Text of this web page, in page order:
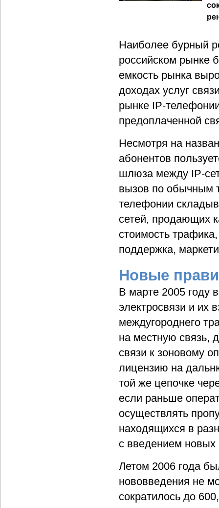
Наиболее бурный
российском рынке
емкость рынка
доходах услуг
рынке IP-
предоплаченной
Несмотря на
абонентов
шлюза между IP-
вызов по обычным
телефонии
сетей, продающих
стоимость
поддержка,
Новые
В марте 2005 году
электросвязи и их
междугороднего
на местную связь,
связи к зоновому
лицензию на
той же цепочке
если раньше
осуществлять
находящихся в
с введением
Летом 2006 года
нововведения не
сократилось до